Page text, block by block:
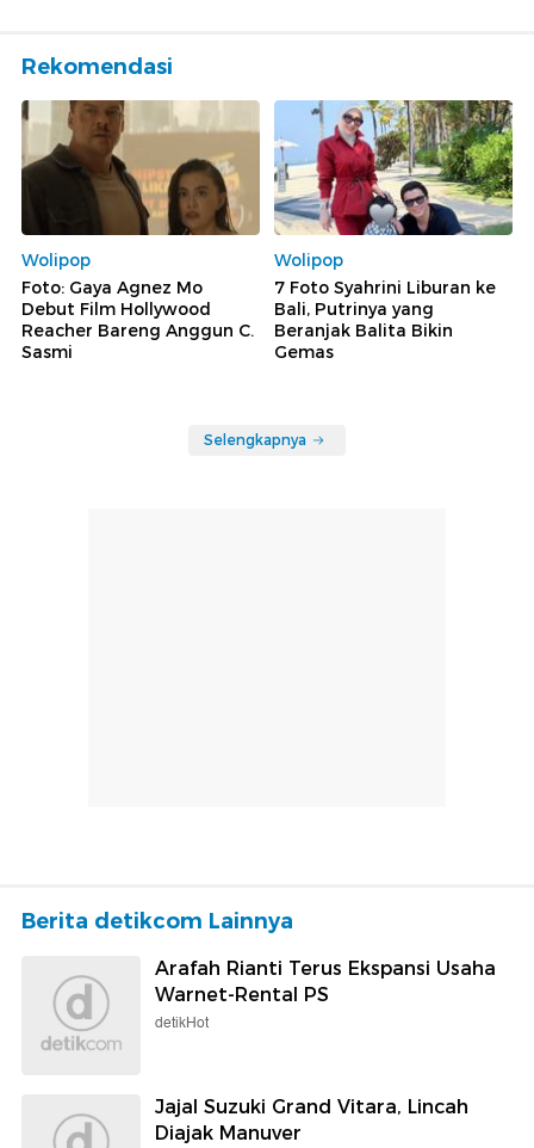
Rekomendasi
Wolipop
Foto: Gaya Agnez Mo
Debut Film Hollywood
Reacher Bareng Anggun C.
Sasmi
Wolipop
7 Foto Syahrini Liburan ke
Bali, Putrinya yang
Beranjak Balita Bikin
Gemas
Selengkapnya
Berita detikcom Lainnya
Arafah Rianti Terus Ekspansi Usaha
Warnet-Rental PS
detikHot
Jajal Suzuki Grand Vitara, Lincah
Diajak Manuver